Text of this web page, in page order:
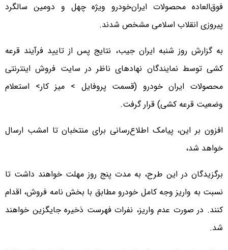
فوق‌العاده محصولات ایران‌خودرو ویژه چهل و دومین سالگرد
پیروزی انقلاب اسلامی مشخص شدند.
به گزارش روز شنبه ایران جیب، نتایج پس از تایید فرآیند قرعه
کشی توسط نمایندگان نهادهای ناظر در سایت فروش اینترنتی
محصولات ایران خودرو (قسمت پروفایل > میز کار> استعلام
وضعیت قرعه کشی) قرار گرفت.
افزون بر این، پیامک اطلاع‌رسانی برای منتخبان تا امشب ارسال
خواهد شد،
برگزیدگان در این طرح، به مدت پنج روز مهلت خواهند داشت تا
نسبت به واریز وجه کامل خودرو مطابق با بخش نامه فروش،‌ اقدام
کنند. در صورت عدم واریز، نفرات فهرست ذخیره جایگزین خواهند
شد.